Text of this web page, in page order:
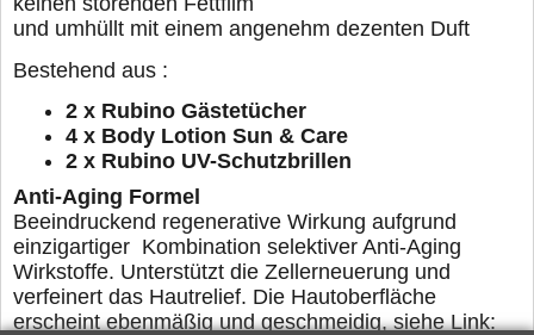
und umhüllt mit einem angenehm dezenten Duft
Bestehend aus :
2 x Rubino Gästetücher
4 x Body Lotion Sun & Care
2 x Rubino UV-Schutzbrillen
Anti-Aging Formel
Beeindruckend regenerative Wirkung aufgrund
einzigartiger Kombination selektiver Anti-Aging
Wirkstoffe. Unterstützt die Zellerneuerung und
verfeinert das Hautrelief. Die Hautoberfläche
erscheint ebenmäßig und geschmeidig, siehe Link: